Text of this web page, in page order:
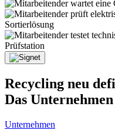
Recycling neu
Das Unternehmen
Unternehmen